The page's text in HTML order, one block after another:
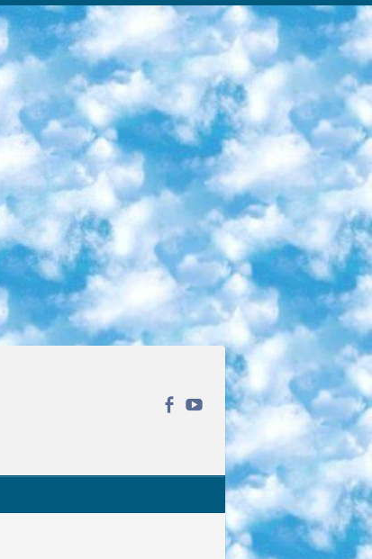
темами. Среди них, к примеру, есть серии «Биоинформатика и геномика», «Культура средневековой Скандинавии» и Cinema Studies о теории кино. Каждая подборка лекций — логически связанная история, рассказанная экспертом от первого лица. Кроме того, на сайте появляются научно-образовательные статьи и тесты на разные темы. 7. «Newочём» Команда проекта «Newочём» отбирает самые интересные тексты из англоязычных СМИ и переводит те из них, за которые голосуют участники сообщества «ВКонтакте». По большей части это научно-популярные статьи. Редакторы придумывают лишь заголовки, в остальном содержание переводов соответствует оригиналам. Полные тексты можно читать прямо в социальной сети. 8. InternetUrok Онлайн-база материалов по основным дисциплинам школьной программы. Информация на сайте структурирована по классам, предметам и темам (урокам). Каждый урок состоит из видеолекций и конспектов. Есть также интерактивные тренажёры и тесты для закрепления пройденного материала. Даже если вы давно окончили школу, возможность повторить программу старших классов всегда может пригодиться. 9. Edutainme Ещё один ресурс об образовании. В отличие от Newtonew, как мне кажется, Edutainme больше ориентируется на представителей индустрии: педагогов, предпринимателей, разработчиков образовательных проектов. Но и любой, кто просто стремится к саморазвитию, найдёт на сайте много полезного и интересного для себя. Например, информацию о новых курсах и образовательных сервисах. 10. Newtonew Онлайн-медиа об образовании и обучении в широком смысле. Авторы Newtonew пишут об инструментах, заведениях, тактиках и стратегиях, которые помогают учить других и получать новые знания самостоятельно. На этой площадке вы найдёте новости, обзоры, аналитические мат